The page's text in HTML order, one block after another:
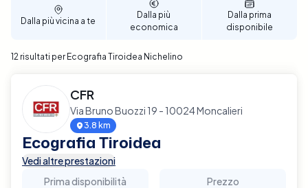
efficienza e sicurezza.
Dalla più vicina a te
Dalla più
economica
Dalla prima
disponibile
12 risultati per Ecografia Tiroidea Nichelino
CFR
Via Bruno Buozzi 19 - 10024 Moncalieri
3.8 km
Ecografia Tiroidea
Vedi altre prestazioni
Prima disponibilità
Prezzo